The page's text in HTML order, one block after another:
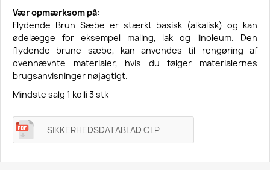
Vær opmærksom på:
Flydende Brun Sæbe er stærkt basisk (alkalisk) og kan
ødelægge for eksempel maling, lak og linoleum. Den
flydende brune sæbe, kan anvendes til rengøring af
ovennævnte materialer, hvis du følger materialernes
brugsanvisninger nøjagtigt.
Mindste salg 1 kolli 3 stk
SIKKERHEDSDATABLAD CLP